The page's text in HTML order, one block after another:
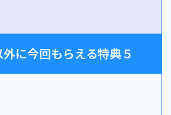
に今回もらえる特典５